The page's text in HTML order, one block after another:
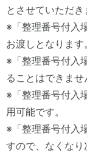
とさせていただき
※「整理番号付入
お渡しとなります。
※「整理番号付入
ることはできませ
※「整理番号付入
用可能です。
※「整理番号付入
すので、なくなり